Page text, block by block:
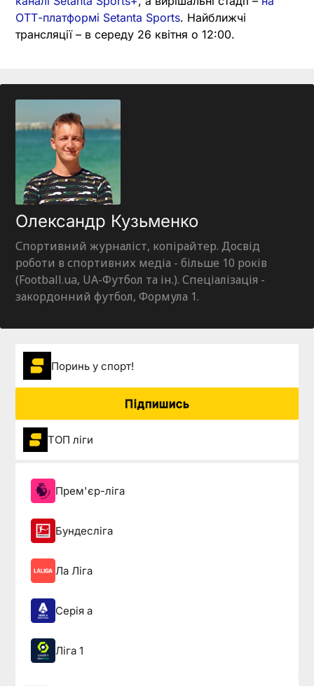
ОТТ-платформі Setanta Sports. Найближчі
трансляції – в середу 26 квітня о 12:00.
Олександр Кузьменко
Спортивний журналіст, копірайтер. Досвід
роботи в спортивних медіа - більше 10 років
(Football.ua, UA-Футбол та ін.). Спеціалізація -
закордонний футбол, Формула 1.
Поринь у спорт!
Підпишись
ТОП ліги
Прем'єр-ліга
Бундесліга
Ла Ліга
Серія а
Ліга 1